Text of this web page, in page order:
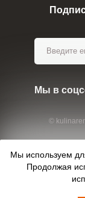
©
Мы в
Мы используем
Продолжая